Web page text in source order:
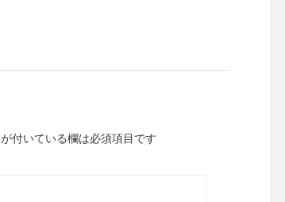
が付いている欄は必須項目です